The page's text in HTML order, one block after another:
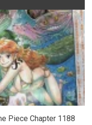
Piece Chapter 1188